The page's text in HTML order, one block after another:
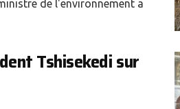
de l'environnement a
Tshisekedi sur